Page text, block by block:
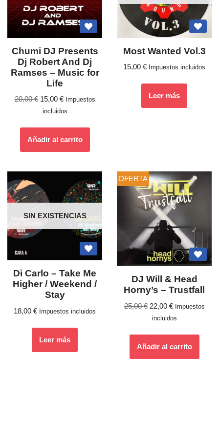
Chumi DJ Presents
Dj Robert And Dj
Ramses – Music for
Life
20,00€ 15,00 €
Impuestos
incluidos
Añadir al carrito
Most Wanted Vol.3
15,00 € Impuestos incluidos
Leer más
SIN EXISTENCIAS
Di Carlo – Take Me
Higher / Weekend /
Stay
18,00 € Impuestos incluidos
Leer más
OFERTA
DJ Will & Head
Horny’s – Trustfall
25,00€ 22,00 €
Impuestos
incluidos
Añadir al carrito